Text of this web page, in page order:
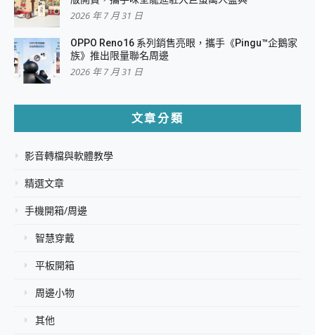
2026 年 7 月 31 日
OPPO Reno16 系列銷售亮眼，攜手《Pingu™企鵝家
族》推出限量聯名周邊
2026 年 7 月 31 日
文章分類
影音轉檔與軟體教學
精選文章
手機開箱/周邊
智慧穿戴
平板開箱
周邊小物
其他